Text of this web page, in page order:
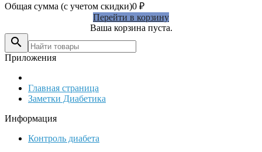
Общая сумма (с учетом скидки)0 ₽
Перейти в корзину
Ваша корзина пуста.

Приложения
Главная страница
Заметки Диабетика
Информация
Контроль диабета